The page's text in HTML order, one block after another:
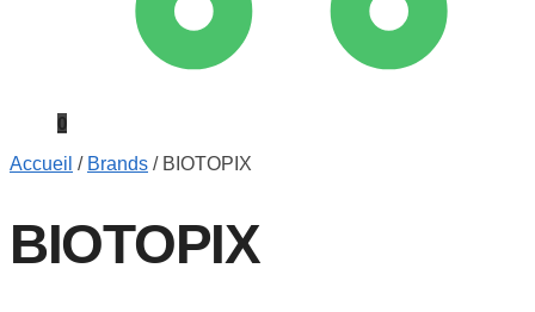
0
Accueil / Brands / BIOTOPIX
BIOTOPIX